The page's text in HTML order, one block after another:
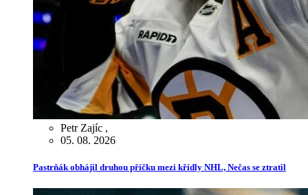
Petr Zajíc ,
05. 08. 2026
Pastrňák obhájil druhou příčku mezi křídly NHL, Nečas se ztratil